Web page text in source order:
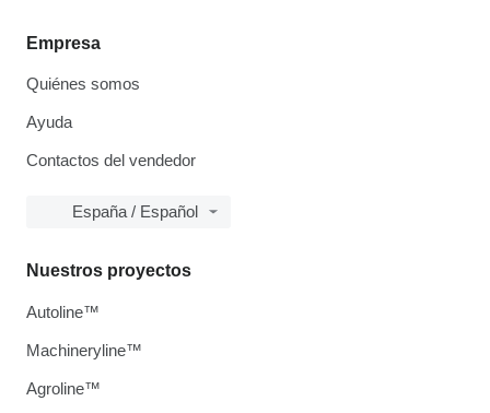
Empresa
Quiénes somos
Ayuda
Contactos del vendedor
España / Español
Nuestros proyectos
Autoline™
Machineryline™
Agroline™